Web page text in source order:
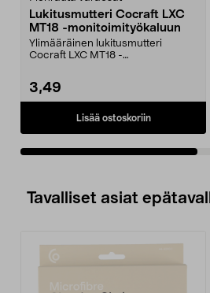
Lukitusmutteri Cocraft LXC
MT18 -monitoimityökaluun
Ylimääräinen lukitusmutteri
Cocraft LXC MT18 -
3,49
Lisää ostoskoriin
Tavalliset asiat